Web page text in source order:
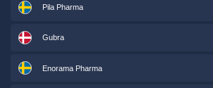
Pila Pharma
Gubra
Enorama Pharma